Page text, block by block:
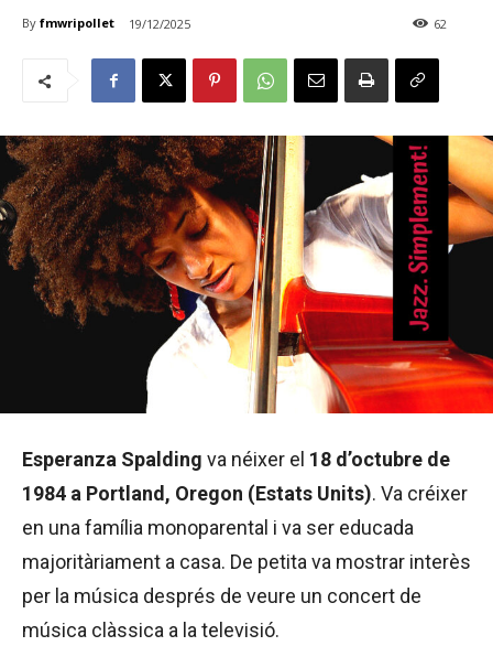
By fmwripollet 19/12/2025 62
Esperanza Spalding va néixer el 18 d’octubre de
1984 a Portland, Oregon (Estats Units). Va créixer
en una família monoparental i va ser educada
majoritàriament a casa. De petita va mostrar interès
per la música després de veure un concert de
música clàssica a la televisió.